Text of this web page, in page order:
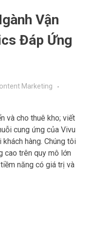
Vận
Đáp Ứng
Marketing
và cho thuê kho; viết
cung ứng của Vivu
hàng. Chúng tôi
cao trên quy mô lớn
năng có giá trị và